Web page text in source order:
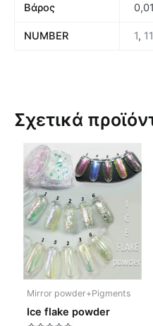
Βάρος
NUMBER 1, 11
Σχετικά
Mirror powder+Pigments
Ice flake powder
Αυτό
το
προϊόν
έχει
πολλαπλές
Οι
επιλογές
να
επιλεγούν